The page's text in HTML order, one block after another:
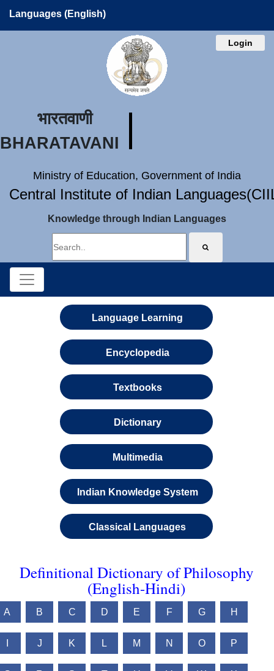
Languages (English)
Login
भारतवाणी
BHARATAVANI
Ministry of Education, Government of India
Central Institute of Indian
Knowledge through Indian Languages
Language Learning
Encyclopedia
Textbooks
Dictionary
Multimedia
Indian Knowledge System
Classical Languages
Definitional Dictionary of Philosophy
(English-Hindi)
A B C D E F G H
J K L M N O P